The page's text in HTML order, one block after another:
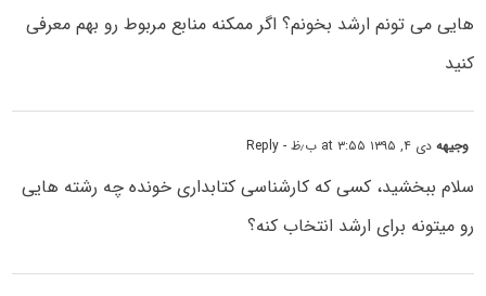
هایی می تونم ارشد بخونم؟ اگر ممکنه منابع مربوط رو بهم معرفی
کنید
وجیههدی ۴, ۱۳۹۵ at ۳:۵۵ ب٫ظ - Reply
سلام ببخشید، کسی که کارشناسی کتابداری خونده چه رشته هایی
رو میتونه برای ارشد انتخاب کنه؟